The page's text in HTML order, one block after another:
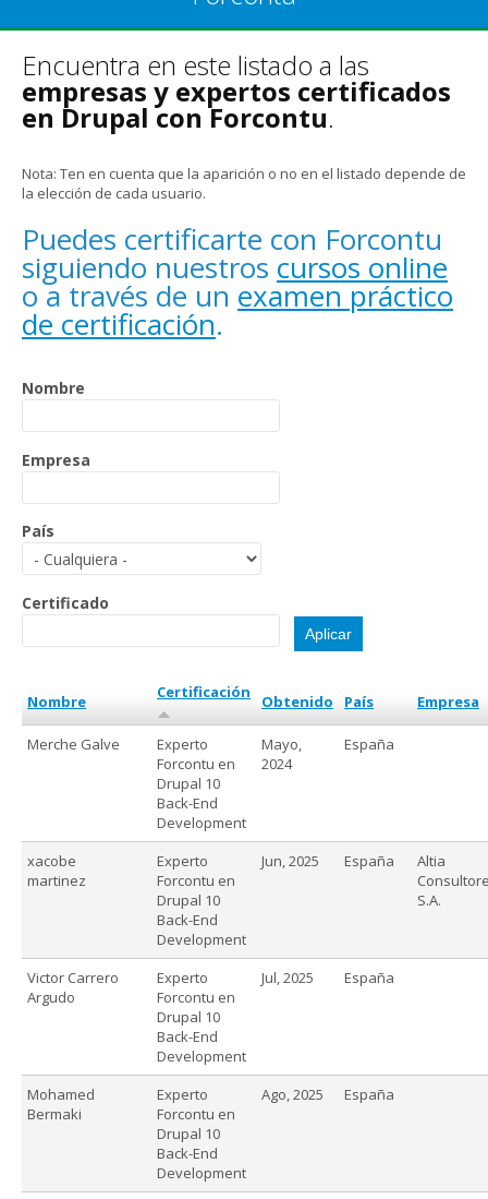
Encuentra en este listado a las
empresas y expertos certificados
en Drupal con Forcontu.
Nota: Ten en cuenta que la aparición o no en el listado depende de
la elección de cada usuario.
Puedes certificarte con Forcontu
siguiendo nuestros cursos online
o a través de un examen práctico
de certificación.
Nombre
Empresa
País
Certificado
Nombre Certificación Obtenido País Empresa
Merche Galve
Experto
Forcontu en
Drupal 10
Back-End
Development
Mayo,
2024
España
xacobe
martinez
Experto
Forcontu en
Drupal 10
Back-End
Development
Jun, 2025 España
Altia
S.A.
Victor Carrero
Argudo
Experto
Forcontu en
Drupal 10
Back-End
Development
Jul, 2025 España
Mohamed
Bermaki
Experto
Forcontu en
Drupal 10
Back-End
Development
Ago, 2025 España